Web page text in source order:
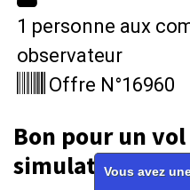
1 personne aux
observateur
Offre N°16960
Bon pour un
simulateur de
Vous avez